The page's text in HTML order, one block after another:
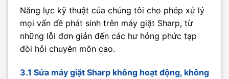
Năng lực kỹ thuật của chúng tôi cho phép xử lý
mọi vấn đề phát sinh trên máy giặt Sharp, từ
những lỗi đơn giản đến các hư hỏng phức tạp
đòi hỏi chuyên môn cao.
3.1 Sửa máy giặt Sharp không hoạt động, không